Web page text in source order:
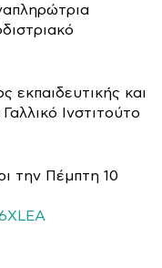
εκπαιδευτικής και
Ινστιτούτο
την Πέμπτη 10